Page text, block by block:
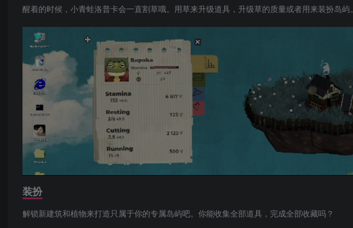
醒着的时候，小青蛙洛普卡会一直割草哦。用草来升级道具，升级草的质量或者用来装扮岛屿。
装扮
解锁新建筑和植物来打造只属于你的专属岛屿吧。你能收集全部道具，完成全部收藏吗？